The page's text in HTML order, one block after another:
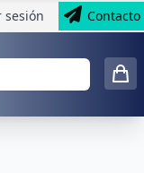
sesión Contacto